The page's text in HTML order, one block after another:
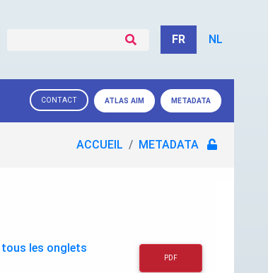
FR NL
CONTACT ATLAS AIM METADATA
ACCUEIL METADATA
tous les onglets
PDF